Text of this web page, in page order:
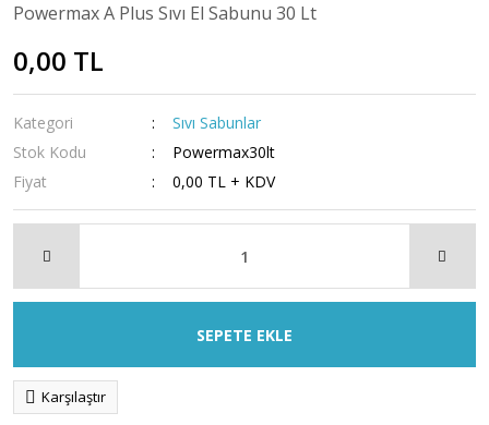
Powermax A Plus Sıvı El Sabunu 30 Lt
0,00 TL
Kategori
Sıvı Sabunlar
Stok Kodu
Powermax30lt
Fiyat
0,00 TL + KDV
SEPETE EKLE
Karşılaştır